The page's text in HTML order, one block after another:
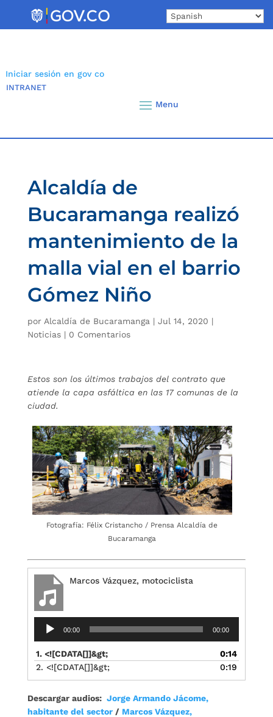
Iniciar sesión en gov co
INTRANET
Alcaldía de
Bucaramanga realizó
mantenimiento de la
malla vial en el barrio
Gómez Niño
por Alcaldía de Bucaramanga | Jul 14, 2020 |
Noticias| 0 Comentarios
Estos son los últimos trabajos del contrato que
atiende la capa asfáltica en las 17 comunas de la
ciudad.
Fotografía: Félix Cristancho / Prensa Alcaldía de
Bucaramanga
Marcos Vázquez, motociclista
Reproductor
00:00 00:00
1. <![CDATA[]]&gt;
0:14
2. <![CDATA[]]&gt;
0:19
Descargar audios: Jorge Armando Jácome,
habitante del sector/ Marcos Vázquez,